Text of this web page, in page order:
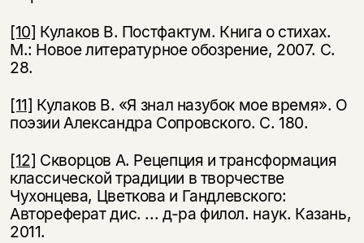
[10] Кулаков В. Постфактум. Книга о стихах.
М.: Новое литературное обозрение, 2007. С.
28.
[11] Кулаков В. «Я знал назубок мое время». О
поэзии Александра Сопровского. С. 180.
[12] Скворцов А. Рецепция и трансформация
классической традиции в творчестве
Чухонцева, Цветкова и Гандлевского:
Автореферат дис. ... д-ра филол. наук. Казань,
2011.